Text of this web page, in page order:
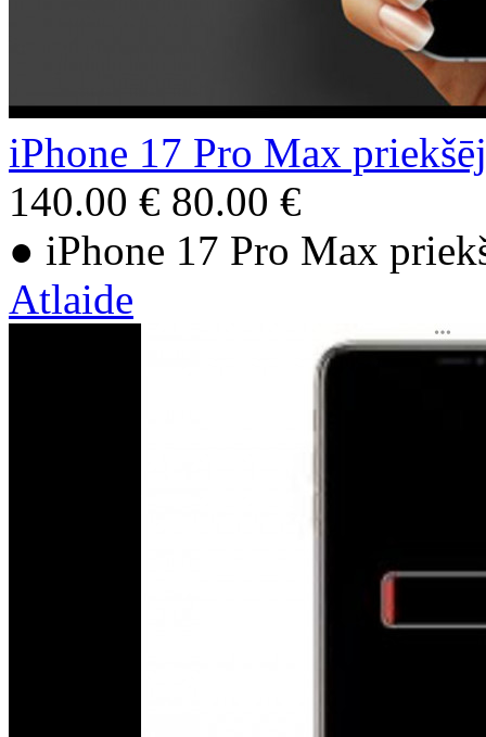
iPhone 17 Pro Max
140.00 € 80.00 €
● iPhone 17 Pro Max
Atlaide